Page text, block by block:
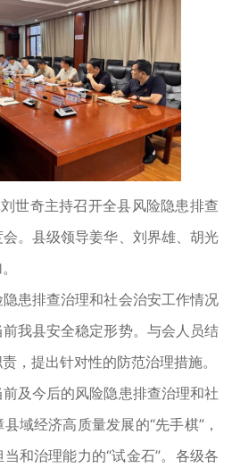
奇主持召开全县风险隐患排查
。县级领导姜华、刘界雄、胡光
排查治理和社会治安工作情况
我县安全稳定形势。与会人员结
，提出针对性的防范治理措施。
今后的风险隐患排查治理和社
域经济高质量发展的“先手棋”，
和治理能力的“试金石”。各级各